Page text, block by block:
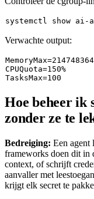
systemctl show
Verwachte output:
MemoryMax=
CPUQuota=150
TasksMax=100
Hoe beheer ik
zonder ze te
Bedreiging: Een agent
frameworks doen dit in
context, of schrijft
aanvaller met
krijgt elk secret te